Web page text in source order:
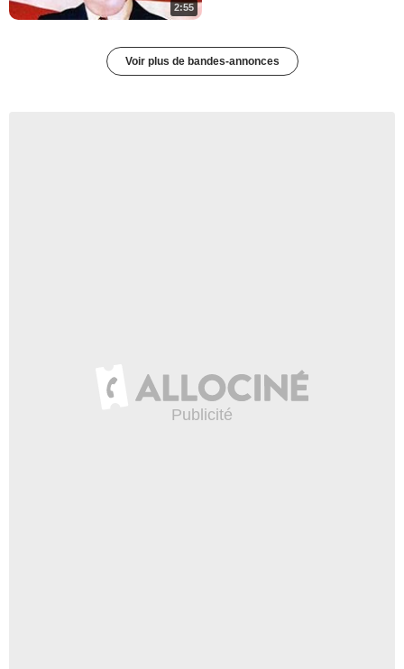
2:55
Voir plus de bandes-annonces